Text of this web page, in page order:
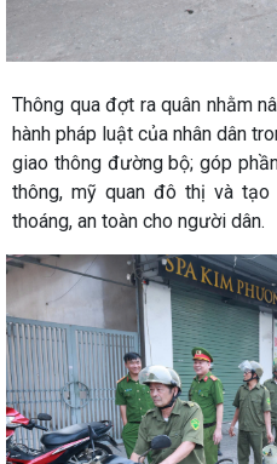
Thông qua đợt ra quân nhằm
hành pháp luật của nhân dân
giao thông đường bộ; góp
thông, mỹ quan đô thị và
thoáng, an toàn cho người dân.